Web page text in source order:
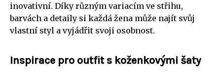
inovativní. Díky různým variacím ve střihu,
barvách a detaily si každá žena může najít svůj
vlastní styl a vyjádřit svoji osobnost.
Inspirace pro outfit s koženkovými šaty